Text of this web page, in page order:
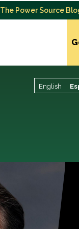
The Power Source
English